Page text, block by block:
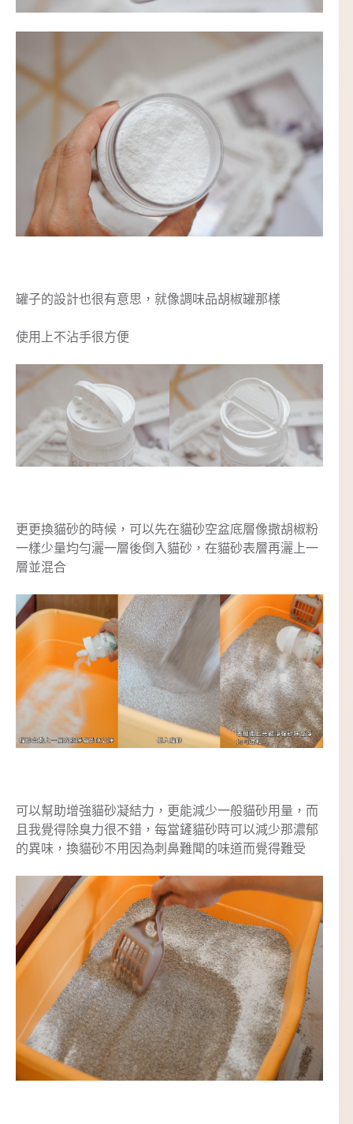
罐子的設計也很有意思，就像調味品胡椒罐那樣
使用上不沾手很方便
更更換貓砂的時候，可以先在貓砂空盆底層像撒胡椒粉
一樣少量均勻灑一層後倒入貓砂，在貓砂表層再灑上一
層並混合
可以幫助增強貓砂凝結力，更能減少一般貓砂用量，而
且我覺得除臭力很不錯，每當鏟貓砂時可以減少那濃郁
的異味，換貓砂不用因為刺鼻難聞的味道而覺得難受